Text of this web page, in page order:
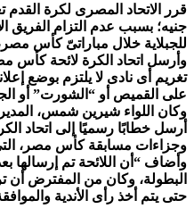
جنيه؛ بسبب عدم التزام الفريق
للجبلاية خلال مباراتىّ كأس مصر،
وأرسل اتحاد الكرة لائحة كأس
تغريم أى نادى لا يلتزم بوضع
على القميص أو “الشورت” أو
وكان اللواء شيرين شمس، المدير
أرسل خطابًا رسميًا إلى اتحاد
وجزاءات مسابقة كأس مصر، التى
البطولة، وكان من المفترض أن
حتى يتم أخذ رأى الأندية